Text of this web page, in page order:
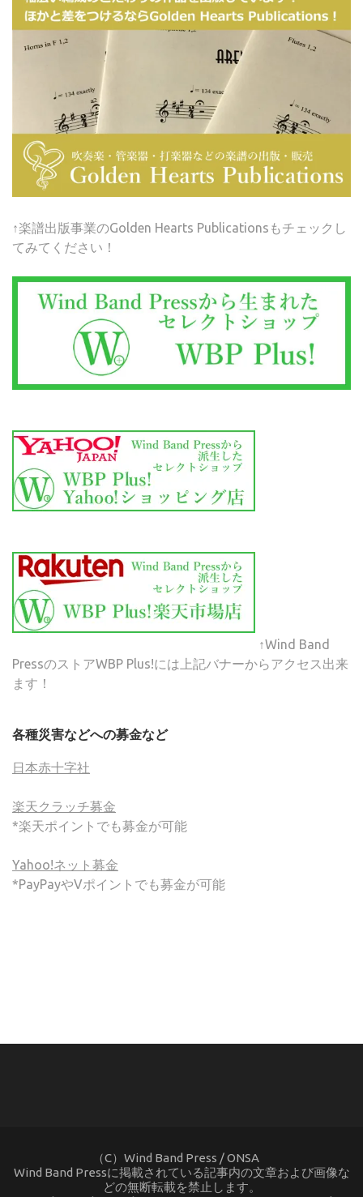
↑楽譜出版事業のGolden Hearts Publicationsもチェックし
てみてください！
↑Wind Band
PressのストアWBP Plus!には上記バナーからアクセス出来
ます！
各種災害などへの募金など
日本赤十字社
楽天クラッチ募金
*楽天ポイントでも募金が可能
Yahoo!ネット募金
*PayPayやVポイントでも募金が可能
（C）Wind Band Press / ONSA
Wind Band Pressに掲載されている記事内の文章および画像な
どの無断転載を禁止します。